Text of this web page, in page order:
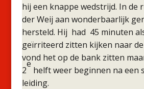
hij een knappe wedstrijd. In de
der Weij aan wonderbaarlijk
hersteld. Hij had 45 minuten
geïrriteerd zitten kijken naar
vond het op de bank zitten
2
e
helft weer beginnen na een
leiding.